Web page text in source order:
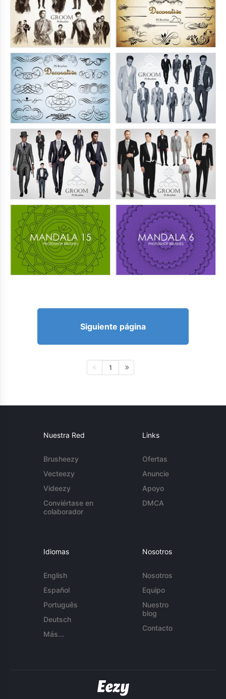
Siguiente página
1
Nuestra Red
Brusheezy
Vecteezy
Videezy
Conviértase en
colaborador
Links
Ofertas
Anuncie
Apoyo
DMCA
Idiomas
English
Español
Português
Deutsch
Más...
Nosotros
Nosotros
Equipo
Nuestro
blog
Contacto